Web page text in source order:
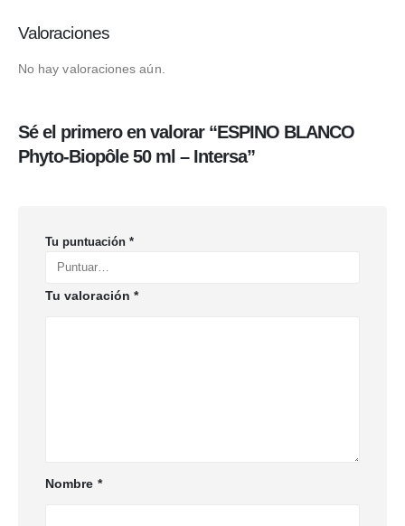
Valoraciones
No hay valoraciones aún.
Sé el primero en valorar “ESPINO BLANCO
Phyto-Biopôle 50 ml – Intersa”
Tu puntuación *
Tu valoración *
Nombre *